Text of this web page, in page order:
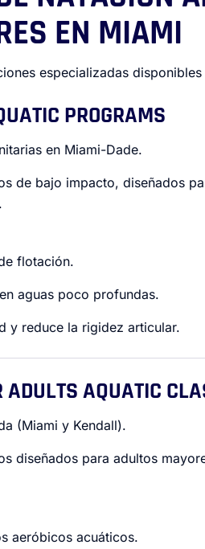
EN MIAMI
especializadas disponibles
PROGRAMS
en Miami-Dade.
de bajo impacto, diseñados
flotación.
aguas poco profundas.
y reduce la rigidez articular.
AQUATIC
(Miami y Kendall).
diseñados para adultos
aeróbicos acuáticos.